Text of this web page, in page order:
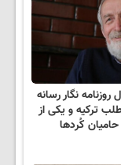
نگار رسانه
ترکیه و یکی از
کُردها